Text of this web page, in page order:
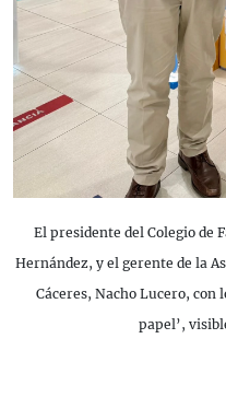
El presidente del Colegio de
Hernández, y el gerente de la
Cáceres, Nacho Lucero, con
papel’,